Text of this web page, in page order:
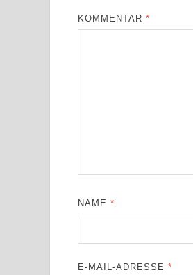
KOMMENTAR*
NAME*
E-MAIL-ADRESSE*